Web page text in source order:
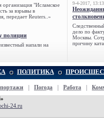
организация "Исламское
за взрывы в
передает Reuters..»
полиции
напали на
9-4-2017, 13:13
дело по
Москвы.
причину
ПОЛИТИКА
Погода Работа
24.ru